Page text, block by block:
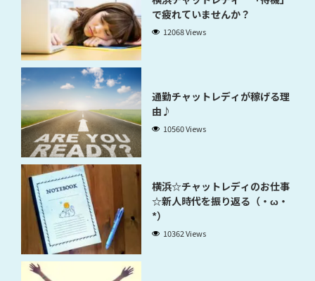
で疲れていませんか？
12068 Views
通勤チャットレディが稼げる理
由♪
10560 Views
横浜☆チャットレディのお仕事
☆新人時代を振り返る（・ω・
*）
10362 Views